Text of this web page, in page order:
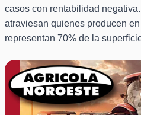
casos con rentabilidad
atraviesan quienes producen
representan 70% de la